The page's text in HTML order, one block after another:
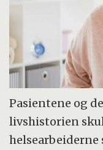
Pasientene og
livshistorien
helsearbeiderne